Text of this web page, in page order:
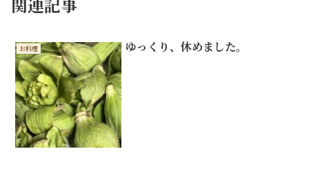
お料理 ゆっくり、休めました。